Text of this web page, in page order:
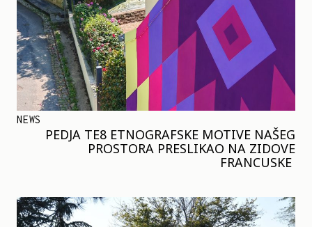
NEWS
PEDJA TE8 ETNOGRAFSKE MOTIVE NAŠEG
PROSTORA PRESLIKAO NA ZIDOVE
FRANCUSKE